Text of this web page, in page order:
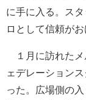
に手に入る。ス
ロとして信頼がお
１月に訪れたメ
ェデレーション
った。広場側の